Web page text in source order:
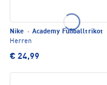
Nike · Academy Fußballtrikot
Herren
€ 24,99